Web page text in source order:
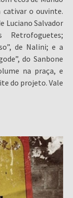
cativar o ouvinte.
Luciano Salvador
Retrofoguetes;
de Nalini; e a
do Sanbone
na praça, e
do projeto. Vale